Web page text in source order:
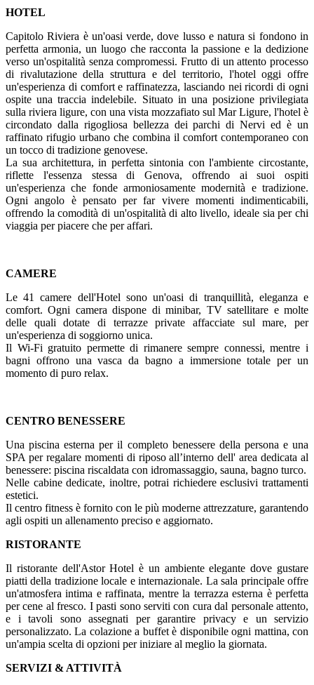
HOTEL
Capitolo Riviera è un'oasi verde, dove lusso e natura si fondono in
perfetta armonia, un luogo che racconta la passione e la dedizione
verso un'ospitalità senza compromessi. Frutto di un attento processo
di rivalutazione della struttura e del territorio, l'hotel oggi offre
un'esperienza di comfort e raffinatezza, lasciando nei ricordi di ogni
ospite una traccia indelebile. Situato in una posizione privilegiata
sulla riviera ligure, con una vista mozzafiato sul Mar Ligure, l'hotel è
circondato dalla rigogliosa bellezza dei parchi di Nervi ed è un
raffinato rifugio urbano che combina il comfort contemporaneo con
un tocco di tradizione genovese.
La sua architettura, in perfetta sintonia con l'ambiente circostante,
riflette l'essenza stessa di Genova, offrendo ai suoi ospiti
un'esperienza che fonde armoniosamente modernità e tradizione.
Ogni angolo è pensato per far vivere momenti indimenticabili,
offrendo la comodità di un'ospitalità di alto livello, ideale sia per chi
viaggia per piacere che per affari.
CAMERE
Le 41 camere dell'Hotel sono un'oasi di tranquillità, eleganza e
comfort. Ogni camera dispone di minibar, TV satellitare e molte
delle quali dotate di terrazze private affacciate sul mare, per
un'esperienza di soggiorno unica.
Il Wi-Fi gratuito permette di rimanere sempre connessi, mentre i
bagni offrono una vasca da bagno a immersione totale per un
momento di puro relax.
CENTRO BENESSERE
Una piscina esterna per il completo benessere della persona e una
SPA per regalare momenti di riposo all’interno dell' area dedicata al
benessere: piscina riscaldata con idromassaggio, sauna, bagno turco.
Nelle cabine dedicate, inoltre, potrai richiedere esclusivi trattamenti
estetici.
Il centro fitness è fornito con le più moderne attrezzature, garantendo
agli ospiti un allenamento preciso e aggiornato.
RISTORANTE
Il ristorante dell'Astor Hotel è un ambiente elegante dove gustare
piatti della tradizione locale e internazionale. La sala principale offre
un'atmosfera intima e raffinata, mentre la terrazza esterna è perfetta
per cene al fresco. I pasti sono serviti con cura dal personale attento,
e i tavoli sono assegnati per garantire privacy e un servizio
personalizzato. La colazione a buffet è disponibile ogni mattina, con
un'ampia scelta di opzioni per iniziare al meglio la giornata.
SERVIZI & ATTIVITÀ